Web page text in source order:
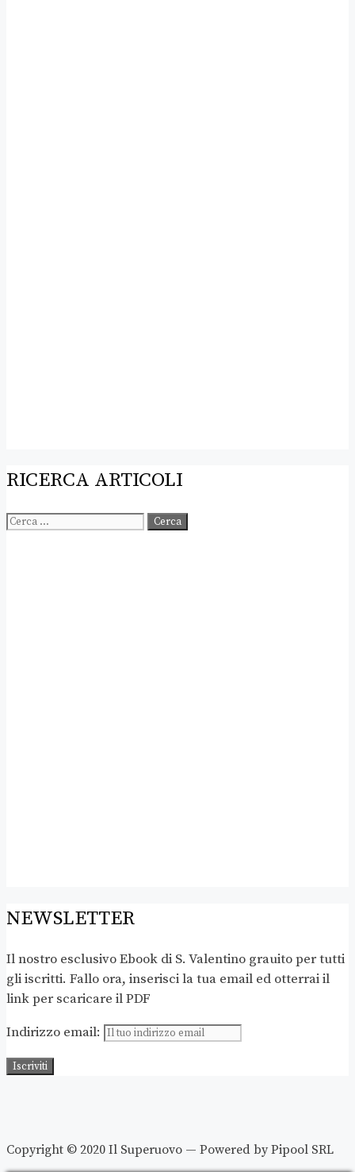
RICERCA ARTICOLI
Ricerca
NEWSLETTER
Il nostro esclusivo Ebook di S. Valentino grauito per tutti
gli iscritti. Fallo ora, inserisci la tua email ed otterrai il
link per scaricare il PDF
Indirizzo email:
Copyright © 2020 Il Superuovo — Powered by Pipool SRL